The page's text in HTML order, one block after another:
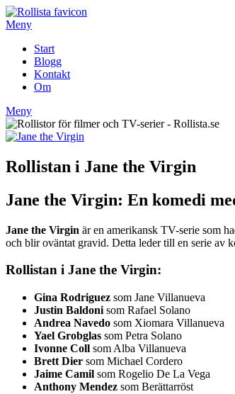
Hoppa
till
Meny
Start
Blogg
Kontakt
Om
Meny
Rollistan i Jane the Virgin
Jane the Virgin: En komedi
Jane the Virgin är en amerikansk TV-serie som
och blir oväntat gravid. Detta leder till en serie av
Rollistan i Jane the Virgin:
Gina Rodriguez som Jane Villanueva
Justin Baldoni som Rafael Solano
Andrea Navedo som Xiomara Villanueva
Yael Grobglas som Petra Solano
Ivonne Coll som Alba Villanueva
Brett Dier som Michael Cordero
Jaime Camil som Rogelio De La Vega
Anthony Mendez som Berättarröst